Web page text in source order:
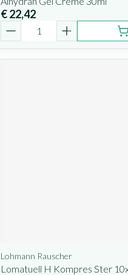
€ 22,42
Lohmann Rauscher
Lomatuell H Kompres Ster